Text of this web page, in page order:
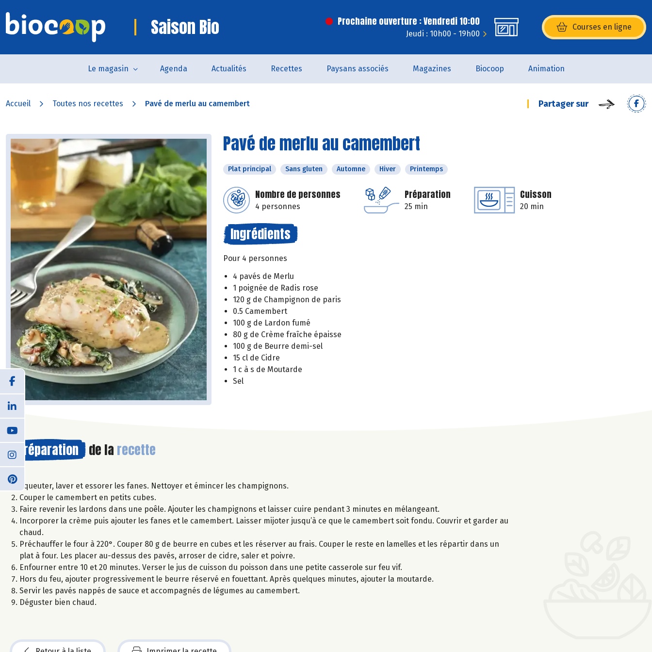
Saison Bio Prochaine ouverture : Vendredi 10:00
Jeudi : 10h00 - 19h00
Courses en ligne
(s’ouvre dans une nouvelle
Le magasin Agenda Actualités Recettes Paysans associés Magazines Biocoop Animation
Accueil Toutes nos recettes Pavé de merlu au camembert Partager sur
Pavé de merlu au camembert
Plat principal Sans gluten Automne Hiver Printemps
Nombre de personnes
4 personnes
Préparation
25 min
Cuisson
20 min
Ingrédients
Pour 4 personnes
4 pavés de Merlu
1 poignée de Radis rose
120 g de Champignon de paris
0.5 Camembert
100 g de Lardon fumé
80 g de Crème fraîche épaisse
100 g de Beurre demi-sel
15 cl de Cidre
1 c à s de Moutarde
Sel
Préparation de la recette
Equeuter, laver et essorer les fanes. Nettoyer et émincer les champignons.
Couper le camembert en petits cubes.
Faire revenir les lardons dans une poêle. Ajouter les champignons et laisser cuire pendant 3 minutes en mélangeant.
Incorporer la crème puis ajouter les fanes et le camembert. Laisser mijoter jusqu’à ce que le camembert soit fondu. Couvrir et garder au
chaud.
Préchauffer le four à 220°. Couper 80 g de beurre en cubes et les réserver au frais. Couper le reste en lamelles et les répartir dans un
plat à four. Les placer au-dessus des pavés, arroser de cidre, saler et poivre.
Enfourner entre 10 et 20 minutes. Verser le jus de cuisson du poisson dans une petite casserole sur feu vif.
Hors du feu, ajouter progressivement le beurre réservé en fouettant. Après quelques minutes, ajouter la moutarde.
Servir les pavés nappés de sauce et accompagnés de légumes au camembert.
Déguster bien chaud.